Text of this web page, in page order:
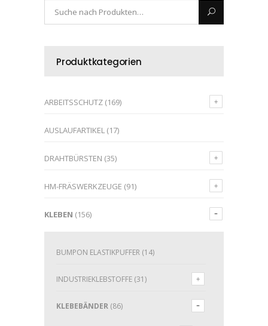
Produktkategorien
ARBEITSSCHUTZ (169)
AUSLAUFARTIKEL (17)
DRAHTBÜRSTEN (35)
HM-FRÄSWERKZEUGE (91)
KLEBEN (156)
BUMPON ELASTIKPUFFER (14)
INDUSTRIEKLEBSTOFFE (31)
KLEBEBÄNDER (86)